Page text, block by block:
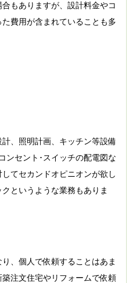
もありますが、設計料金やコ
費用が含まれていることも多
、照明計画、キッチン等設備
ンセント･スイッチの配電図な
てセカンドオピニオンが欲し
というような業務もありま
、個人で依頼することはあま
注文住宅やリフォームで依頼